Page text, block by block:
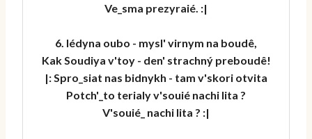
Ve_sma prezyraié. :|
6. Iédyna oubo - mysl' virnym na boudê,
Kak Soudiya v'toy - den' strachný preboudê!
|: Spro_siat nas bidnykh - tam v'skori otvita
Potch'_to terialy v'souié nachi lita ?
V'souié_ nachi lita ? :|